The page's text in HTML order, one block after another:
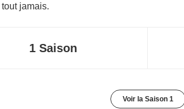
jamais.
1 Saison
Voir la Saison 1